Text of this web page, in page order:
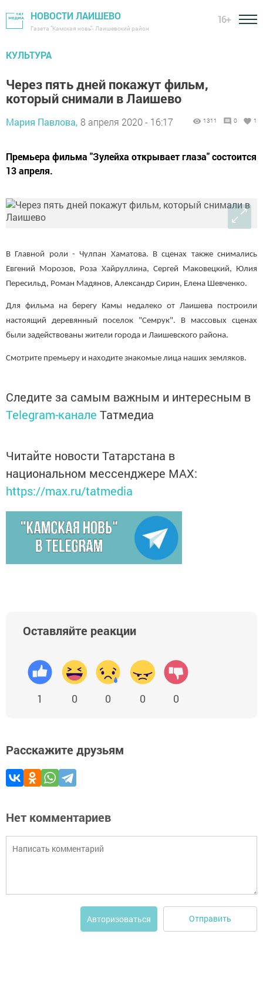
НОВОСТИ ЛАИШЕВО
Газета "Камская новь"- Лаишевский район
16+
КУЛЬТУРА
Через пять дней покажут фильм,
который снимали в Лаишево
Мария Павлова, 8 апреля 2020 - 16:17 1311 0 1
Премьера фильма "Зулейха открывает глаза" состоится
13 апреля.
В Главной роли - Чулпан Хаматова. В сценах также снимались
Евгений Морозов, Роза Хайруллина, Сергей Маковецкий, Юлия
Пересильд, Роман Мадянов, Александр Сирин, Елена Шевченко.
Для фильма на берегу Камы недалеко от Лаишева построили
настоящий деревянный поселок "Семрук". В массовых сценах
были задействованы жители города и Лаишевского района.
Смотрите премьеру и находите знакомые лица наших земляков.
Следите за самым важным и интересным в
Telegram-канале Татмедиа
Читайте новости Татарстана в
национальном мессенджере MАХ:
https://max.ru/tatmedia
Оставляйте реакции
1 0 0 0 0
Расскажите друзьям
Нет комментариев
Авторизоваться Отправить